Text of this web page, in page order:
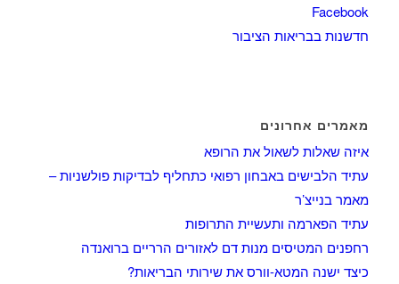
Facebook
חדשנות בבריאות הציבור
מאמרים אחרונים
איזה שאלות לשאול את הרופא
עתיד הלבישים באבחון רפואי כתחליף לבדיקות פולשניות –
מאמר בנייצ’ר
עתיד הפארמה ותעשיית התרופות
רחפנים המטיסים מנות דם לאזורים הרריים ברואנדה
כיצד ישנה המטא-וורס את שירותי הבריאות?